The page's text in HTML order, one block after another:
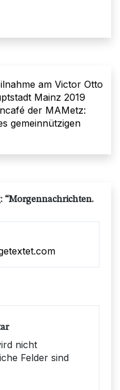
am Victor Otto
Mainz 2019
der MAMetz:
gemeinnützigen
“Morgennachrichten.
nicht
Felder sind